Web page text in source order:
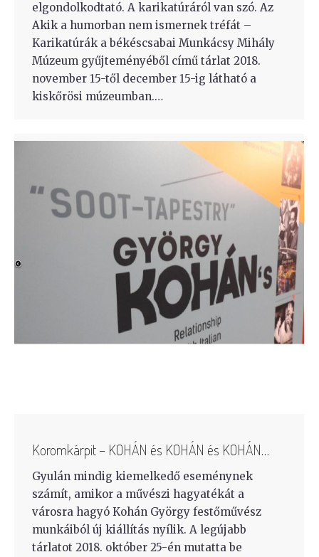
elgondolkodtató. A karikatúráról van szó. Az
Akik a humorban nem ismernek tréfát –
Karikatúrák a békéscsabai Munkácsy Mihály
Múzeum gyűjteményéből című tárlat 2018.
november 15-től december 15-ig látható a
kiskőrösi múzeumban.…
Koromkárpit – KOHÁN és KOHÁN és KOHÁN…
Gyulán mindig kiemelkedő eseménynek
számít, amikor a művészi hagyatékát a
városra hagyó Kohán György festőművész
munkáiból új kiállítás nyílik. A legújabb
tárlatot 2018. október 25-én mutatta be